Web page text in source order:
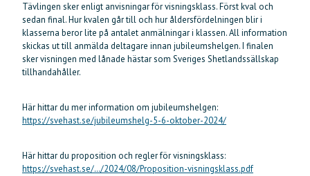
Tävlingen sker enligt anvisningar för visningsklass. Först kval och
sedan final. Hur kvalen går till och hur åldersfördelningen blir i
klasserna beror lite på antalet anmälningar i klassen. All information
skickas ut till anmälda deltagare innan jubileumshelgen. I finalen
sker visningen med lånade hästar som Sveriges Shetlandssällskap
tillhandahåller.
Här hittar du mer information om jubileumshelgen:
https://svehast.se/jubileumshelg-5-6-oktober-2024/
Här hittar du proposition och regler för visningsklass:
https://svehast.se/…/2024/08/Proposition-visningsklass.pdf